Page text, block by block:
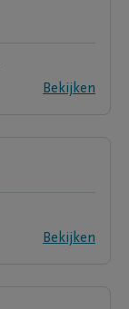
Bekijken
Bekijken